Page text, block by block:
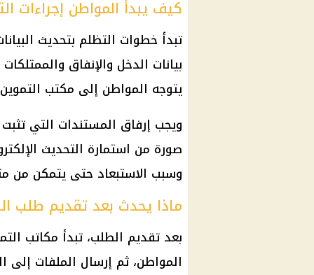
كيف يبدأ المواطن إجراءات
تبدأ خطوات التظلم بتحديث
بيانات الدخل والإنفاق
يتوجه المواطن إلى مكتب
ويجب إرفاق المستندات التي
صورة من استمارة التحديث
وسبب الاستبعاد حتى يتمكن من
ماذا يحدث بعد تقديم طلب
بعد تقديم الطلب، تبدأ مكاتب
المواطن، ثم إرسال الملفات